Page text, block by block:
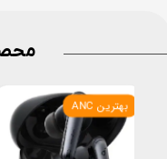
بهترین ANC